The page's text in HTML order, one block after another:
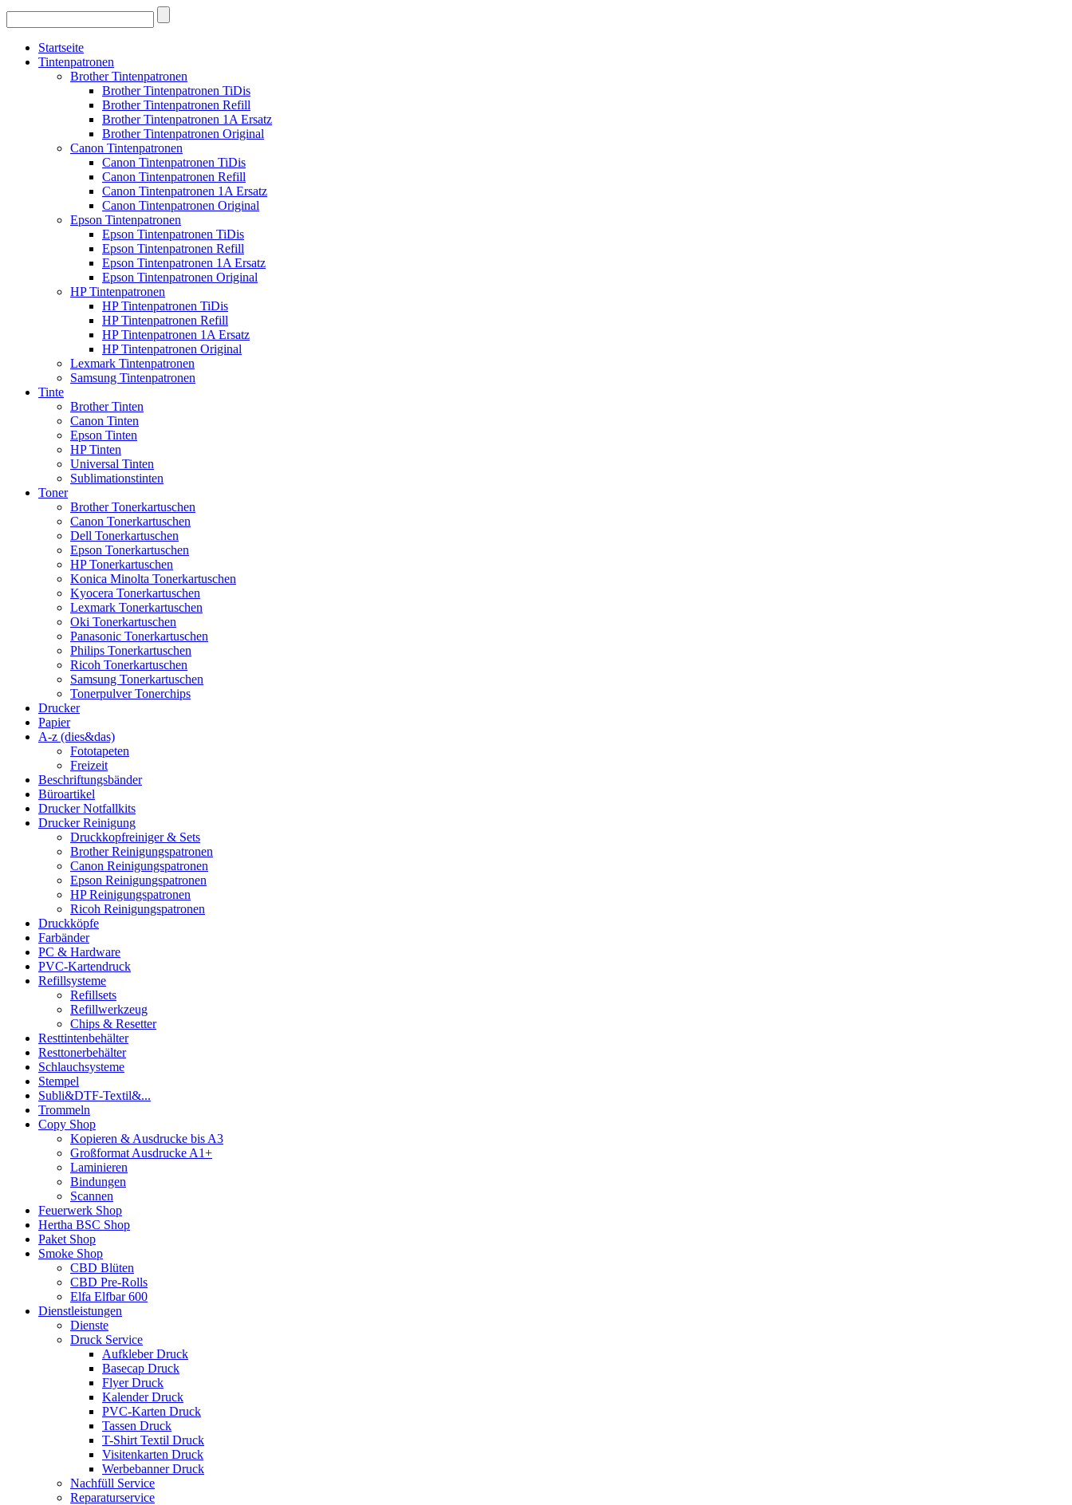
Startseite
Tintenpatronen
Brother Tintenpatronen
Brother Tintenpatronen TiDis
Brother Tintenpatronen Refill
Brother Tintenpatronen 1A Ersatz
Brother Tintenpatronen Original
Canon Tintenpatronen
Canon Tintenpatronen TiDis
Canon Tintenpatronen Refill
Canon Tintenpatronen 1A Ersatz
Canon Tintenpatronen Original
Epson Tintenpatronen
Epson Tintenpatronen TiDis
Epson Tintenpatronen Refill
Epson Tintenpatronen 1A Ersatz
Epson Tintenpatronen Original
HP Tintenpatronen
HP Tintenpatronen TiDis
HP Tintenpatronen Refill
HP Tintenpatronen 1A Ersatz
HP Tintenpatronen Original
Lexmark Tintenpatronen
Samsung Tintenpatronen
Tinte
Brother Tinten
Canon Tinten
Epson Tinten
HP Tinten
Universal Tinten
Sublimationstinten
Toner
Brother Tonerkartuschen
Canon Tonerkartuschen
Dell Tonerkartuschen
Epson Tonerkartuschen
HP Tonerkartuschen
Konica Minolta Tonerkartuschen
Kyocera Tonerkartuschen
Lexmark Tonerkartuschen
Oki Tonerkartuschen
Panasonic Tonerkartuschen
Philips Tonerkartuschen
Ricoh Tonerkartuschen
Samsung Tonerkartuschen
Tonerpulver Tonerchips
Drucker
Papier
A-z (dies&das)
Fototapeten
Freizeit
Beschriftungsbänder
Büroartikel
Drucker Notfallkits
Drucker Reinigung
Druckkopfreiniger & Sets
Brother Reinigungspatronen
Canon Reinigungspatronen
Epson Reinigungspatronen
HP Reinigungspatronen
Ricoh Reinigungspatronen
Druckköpfe
Farbänder
PC & Hardware
PVC-Kartendruck
Refillsysteme
Refillsets
Refillwerkzeug
Chips & Resetter
Resttintenbehälter
Resttonerbehälter
Schlauchsysteme
Stempel
Subli&DTF-Textil&...
Trommeln
Copy Shop
Kopieren & Ausdrucke bis A3
Großformat Ausdrucke A1+
Laminieren
Bindungen
Scannen
Feuerwerk Shop
Hertha BSC Shop
Paket Shop
Smoke Shop
CBD Blüten
CBD Pre-Rolls
Elfa Elfbar 600
Dienstleistungen
Dienste
Druck Service
Aufkleber Druck
Basecap Druck
Flyer Druck
Kalender Druck
PVC-Karten Druck
Tassen Druck
T-Shirt Textil Druck
Visitenkarten Druck
Werbebanner Druck
Nachfüll Service
Reparaturservice